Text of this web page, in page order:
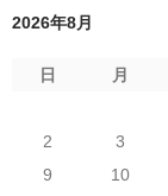
2026年8月
日 月
2
3
9
10